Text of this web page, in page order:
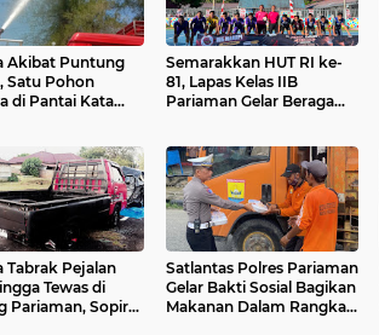
Akibat Puntung
Satu Pohon
di Pantai Kata
Semarakkan HUT RI ke-
81, Lapas Kelas IIB
Pariaman Gelar Beragam
Tabrak Pejalan
Tewas di
Pariaman, Sopir
Satlantas Polres Pariaman
Gelar Bakti Sosial Bagikan
Makanan Dalam Rangka